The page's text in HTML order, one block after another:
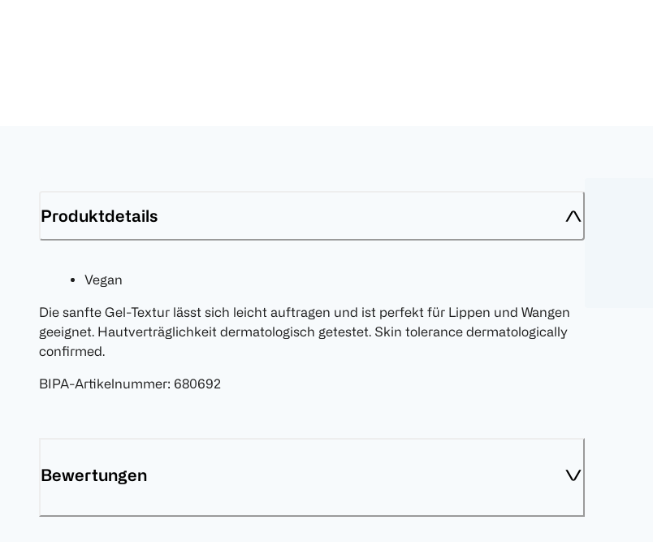
Produktdetails
Vegan
Die sanfte Gel-Textur lässt sich leicht auftragen und ist perfekt für Lippen und Wangen
geeignet. Hautverträglichkeit dermatologisch getestet. Skin tolerance dermatologically
confirmed.
BIPA-Artikelnummer: 680692
Bewertungen